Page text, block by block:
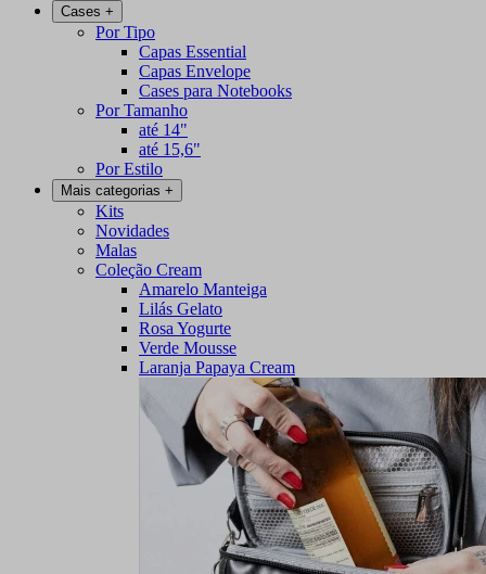
Cases +
Por Tipo
Capas Essential
Capas Envelope
Cases para Notebooks
Por Tamanho
até 14"
até 15,6"
Por Estilo
Mais categorias +
Kits
Novidades
Malas
Coleção Cream
Amarelo Manteiga
Lilás Gelato
Rosa Yogurte
Verde Mousse
Laranja Papaya Cream